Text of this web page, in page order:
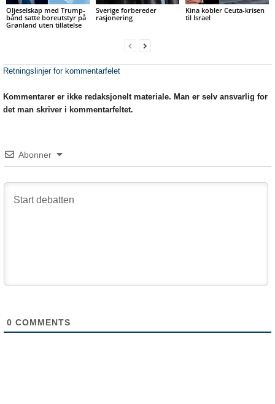
Oljeselskap med Trump-
bånd satte boreutstyr på
Grønland uten tillatelse
Sverige forbereder
rasjonering
Kina kobler Ceuta-krisen
til Israel
Retningslinjer for kommentarfelet
Kommentarer er ikke redaksjonelt materiale. Man er selv ansvarlig for
det man skriver i kommentarfeltet.
Abonner
0 COMMENTS